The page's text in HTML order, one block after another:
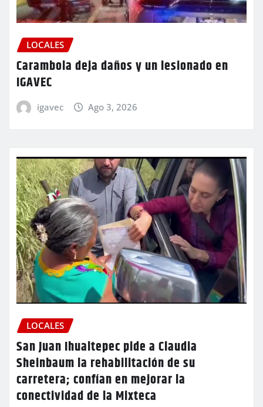
LOCALES
Carambola deja daños y un lesionado en
IGAVEC
igavec Ago 3, 2026
LOCALES
San Juan Ihualtepec pide a Claudia
Sheinbaum la rehabilitación de su
carretera; confían en mejorar la
conectividad de la Mixteca